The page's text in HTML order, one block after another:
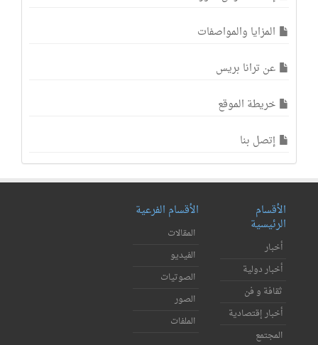
المزايا والمواصفات
عن ترانا بريس
خريطة الموقع
إتصل بنا
الأقسام
الرئيسية
أخبار
أخبار دولية
ثقافة و فن
أخبار إقتصادية
المجتمع
الأقسام الفرعية
المقالات
الفيديو
الصوتيات
الصور
الملفات